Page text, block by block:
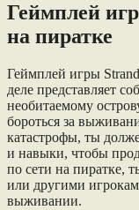
Геймплей
на пиратке
Геймплей игры
деле представляет
необитаемому
бороться за
катастрофы, ты
и навыки, чтобы
по сети на пиратке,
или другими
выживании.